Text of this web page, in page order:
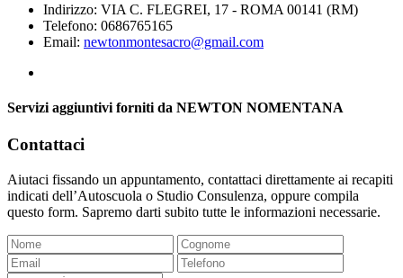
Indirizzo: VIA C. FLEGREI, 17 - ROMA 00141 (RM)
Telefono: 0686765165
Email: newtonmontesacro@gmail.com
Servizi aggiuntivi forniti da NEWTON NOMENTANA
Contattaci
Aiutaci fissando un appuntamento, contattaci direttamente ai recapiti
indicati dell’Autoscuola o Studio Consulenza, oppure compila
questo form. Sapremo darti subito tutte le informazioni necessarie.